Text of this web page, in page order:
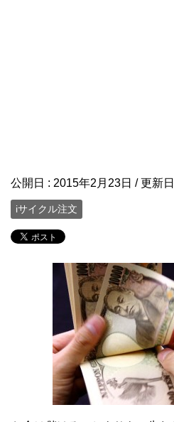
公開日 : 2015年2月23日 / 更新
iサイクル注文